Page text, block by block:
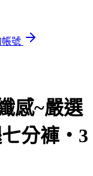
號
感~嚴選
七分褲‧3